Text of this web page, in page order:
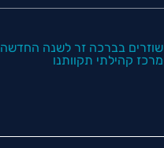
שוזרים בברכה זר לשנה החדשה
מרכז קהילתי תקוותנו